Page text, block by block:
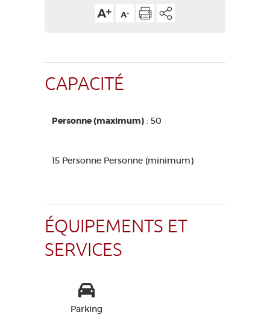
CAPACITÉ
Personne (maximum) : 50
15 Personne Personne (minimum)
ÉQUIPEMENTS ET
SERVICES
Parking